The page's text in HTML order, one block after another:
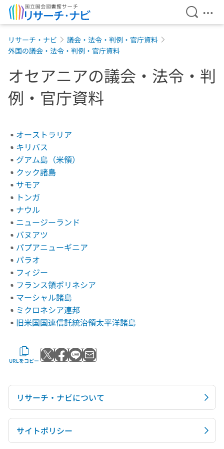
検索を
メ
リサーチ・ナビ
議会・法令・判例・官庁資料
外国の議会・法令・判例・官庁資料
オセアニアの議会・法令・判
例・官庁資料
オーストラリア
キリバス
グアム島（米領）
クック諸島
サモア
トンガ
ナウル
ニュージーランド
バヌアツ
パプアニューギニア
パラオ
フィジー
フランス領ポリネシア
マーシャル諸島
ミクロネシア連邦
旧米国国連信託統治領太平洋諸島
URLをコピー Xでポストする
Facebookでシェアする
LINEで送る
メールで送る
リサーチ・ナビについて
サイトポリシー